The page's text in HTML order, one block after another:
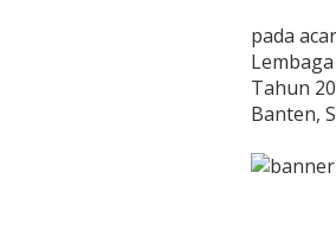
pada
Tahun
Banten,